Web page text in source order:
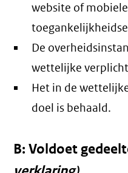
website of
De
wettelijke
Het in de
doel is behaald.
B: Voldoet